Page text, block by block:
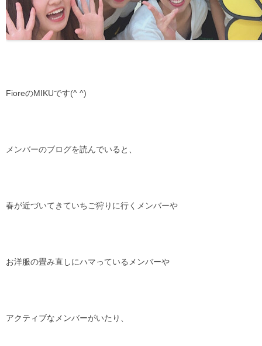
FioreのMIKUです(^ ^)
メンバーのブログを読んでいると、
春が近づいてきていちご狩りに行くメンバーや
お洋服の畳み直しにハマっているメンバーや
アクティブなメンバーがいたり、